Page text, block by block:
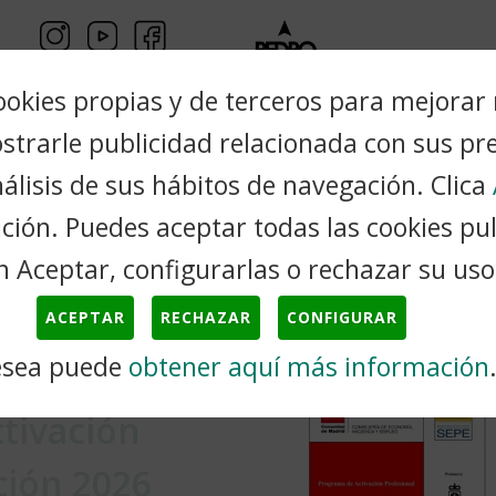
propias y de terceros para mejorar
publicidad relacionada con sus
de sus hábitos de navegación. Clica
Puedes aceptar todas las cookies
Aceptar, configurarlas o rechazar su
ACEPTAR RECHAZAR CONFIGURAR
puede obtener aquí más información.
de empleo-formación...
empleo-